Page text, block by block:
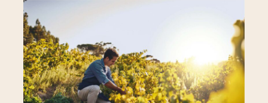
Vendemmia
in
masseria